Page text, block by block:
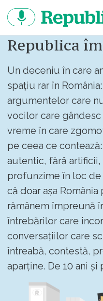
continut
Republica
Un deceniu în care
spațiu rar în
argumentelor care
vocilor care
vreme în care
pe ceea ce
autentic, fără
profunzime în loc
că doar așa
rămânem împreună
întrebărilor care
conversațiilor care
întreabă, contestă,
aparține. De 10 ani și